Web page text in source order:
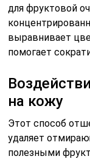
для фруктовой
выравнивает
помогает
на кожу
Этот способ
удаляет
полезными